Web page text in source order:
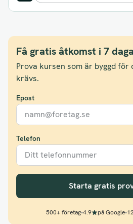
Få gratis åtkomst i 7
Prova kursen som är byggd
krävs.
Epost
Telefon
Starta gratis
500+ företag•4.9 på Google•